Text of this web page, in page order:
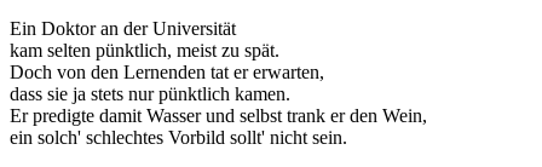
Ein Doktor an der Universität
kam selten pünktlich, meist zu spät.
Doch von den Lernenden tat er erwarten,
dass sie ja stets nur pünktlich kamen.
Er predigte damit Wasser und selbst trank er den Wein,
ein solch' schlechtes Vorbild sollt' nicht sein.